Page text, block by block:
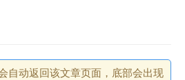
自动返回该文章页面，底部会出现